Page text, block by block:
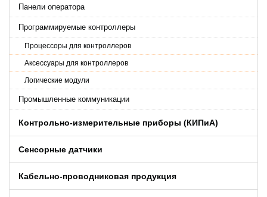
Панели оператора
Программируемые контроллеры
Процессоры для контроллеров
Аксессуары для контроллеров
Логические модули
Промышленные коммуникации
Контрольно-измерительные приборы (КИПиA)
Сенсорные датчики
Кабельно-проводниковая продукция